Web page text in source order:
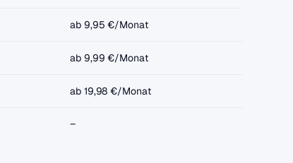
ab 9,95 €/Monat
ab 9,99 €/Monat
ab 19,98 €/Monat
–